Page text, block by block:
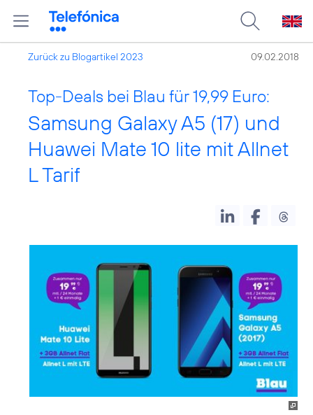
Zurück zu Blogartikel 2023 09.02.2018
Top-Deals bei Blau für 19,99 Euro:
Samsung Galaxy A5 (17) und
Huawei Mate 10 lite mit Allnet
L Tarif